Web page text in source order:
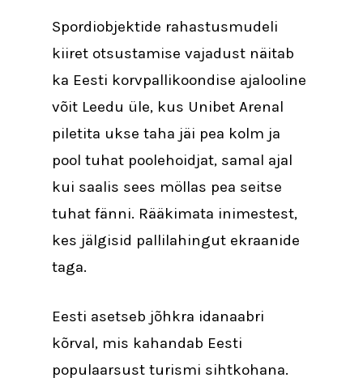
Spordiobjektide rahastusmudeli
kiiret otsustamise vajadust näitab
ka Eesti korvpallikoondise ajalooline
võit Leedu üle, kus Unibet Arenal
piletita ukse taha jäi pea kolm ja
pool tuhat poolehoidjat, samal ajal
kui saalis sees möllas pea seitse
tuhat fänni. Rääkimata inimestest,
kes jälgisid pallilahingut ekraanide
taga.
Eesti asetseb jõhkra idanaabri
kõrval, mis kahandab Eesti
populaarsust turismi sihtkohana.